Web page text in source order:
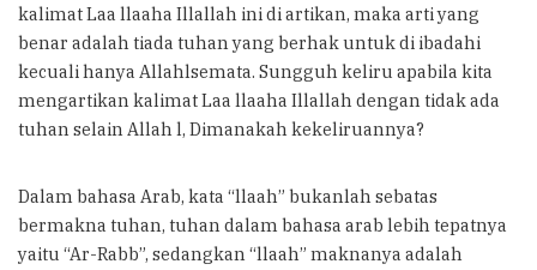
kalimat Laa llaaha Illallah ini di artikan, maka arti yang
benar adalah tiada tuhan yang berhak untuk di ibadahi
kecuali hanya Allahlsemata. Sungguh keliru apabila kita
mengartikan kalimat Laa llaaha Illallah dengan tidak ada
tuhan selain Allah l, Dimanakah kekeliruannya?
Dalam bahasa Arab, kata “llaah” bukanlah sebatas
bermakna tuhan, tuhan dalam bahasa arab lebih tepatnya
yaitu “Ar-Rabb”, sedangkan “llaah” maknanya adalah